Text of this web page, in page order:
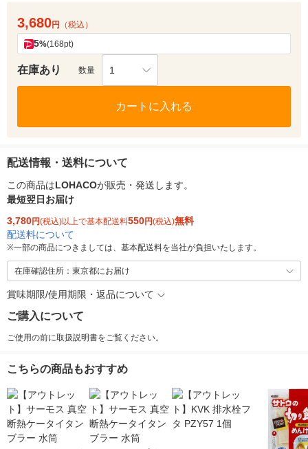
3,680円 （税込）
5%(168pt)
在庫あり 数量 1
カートに入れる
配送情報・送料について
この商品はLOHACOが販売・発送します。
最短翌日お届け
3,780円(税込)以上で基本配送料550円(税込)無料
配送料について
※一部の商品につきましては、基本配送料を当社が負担いたします。
在庫確認住所：東京都にお届け
賞味期限/使用期限・返品について
ご購入について
ご使用の前に取扱説明書をご覧ください。
こちらの商品もおすすめ